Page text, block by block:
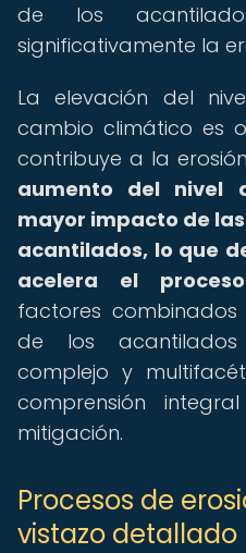
de los
significativamente la
La elevación del
cambio climático es
contribuye a la
aumento del nivel
mayor impacto de
acantilados, lo que
acelera el
factores
de los
complejo y
comprensión
mitigación.
Procesos de
vistazo detallado